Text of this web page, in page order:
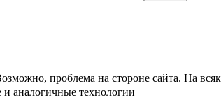
проблема на стороне сайта. На
аналогичные технологии